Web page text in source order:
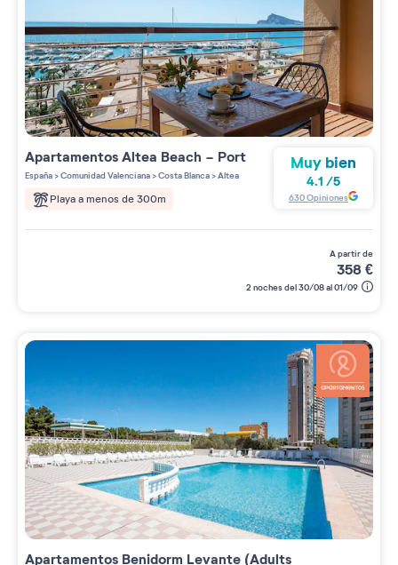
ApartamentosAltea Beach - Port
España>Comunidad Valenciana>Costa Blanca>Altea
Playa a menos de 300m
Muy bien
4.1 /5
630Opiniones
a partir de
358€
2 noches del 30/08 al 01/09
Apartamentos Benidorm Levante (Adults